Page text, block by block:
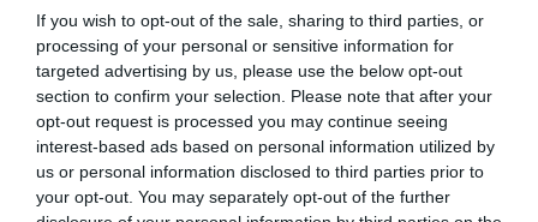
If you wish to opt-out of the sale, sharing to third parties, or
processing of your personal or sensitive information for
targeted advertising by us, please use the below opt-out
section to confirm your selection. Please note that after your
opt-out request is processed you may continue seeing
interest-based ads based on personal information utilized by
us or personal information disclosed to third parties prior to
your opt-out. You may separately opt-out of the further
fizetés multik munka vezetők